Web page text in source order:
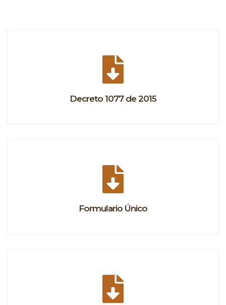
Decreto 1077 de 2015
Formulario Único